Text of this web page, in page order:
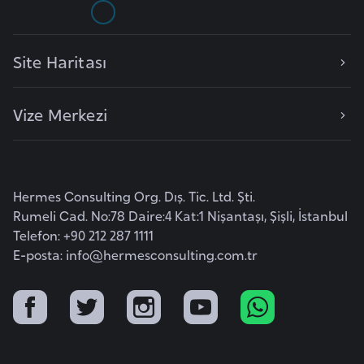
Site Haritası
Vize Merkezi
Hermes Consulting Org. Dış. Tic. Ltd. Şti.
Rumeli Cad. No:78 Daire:4 Kat:1 Nişantaşı, Şişli, İstanbul
Telefon: +90 212 287 1111
E-posta: info@hermesconsulting.com.tr
y
i
e
z
a
y
r